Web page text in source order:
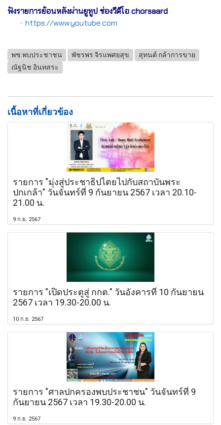
ฟังรายการย้อนหลังผ่านยูทูป ช่องวีดีโอ chorsaard
- https://www.youtube.com
พช.พบประชาชน พัชรพร จิรแพศยสุข
สุทนต์ กล้าการขาย
ณัฐนิช อินทสระ
เนื้อหาที่เกี่ยวข้อง
รายการ "มุ่งสู่ประชาธิปไตยไปกับสถาบันพระ
ปกเกล้า" วันจันทร์ที่ 9 กันยายน 2567 เวลา 20.10-
21.00 น.
9 ก.ย. 2567
รายการ "เปิดประตูสู่ กกต." วันอังคารที่ 10 กันยายน
2567 เวลา 19.30-20.00 น.
10 ก.ย. 2567
รายการ "ศาลปกครองพบประชาชน" วันจันทร์ที่ 9
กันยายน 2567 เวลา 19.30-20.00 น.
9 ก.ย. 2567